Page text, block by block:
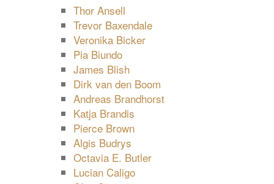
Thor Ansell
Trevor Baxendale
Veronika Bicker
Pia Biundo
James Blish
Dirk van den Boom
Andreas Brandhorst
Katja Brandis
Pierce Brown
Algis Budrys
Octavia E. Butler
Lucian Caligo